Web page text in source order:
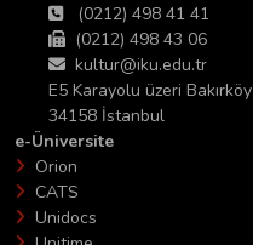
(0212) 498 41 41
(0212) 498 43 06
kultur@iku.edu.tr
E5 Karayolu üzeri Bakırköy
34158 İstanbul
e-Üniversite
Orion
CATS
Unidocs